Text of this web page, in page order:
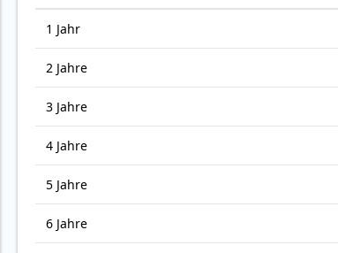
1 Jahr
2 Jahre
3 Jahre
4 Jahre
5 Jahre
6 Jahre